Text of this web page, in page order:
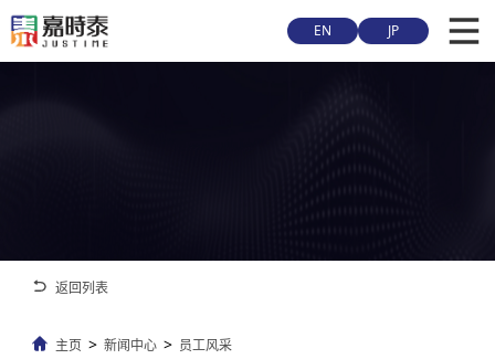
EN JP
主页 > 新闻中心 > 员工风采
返回列表